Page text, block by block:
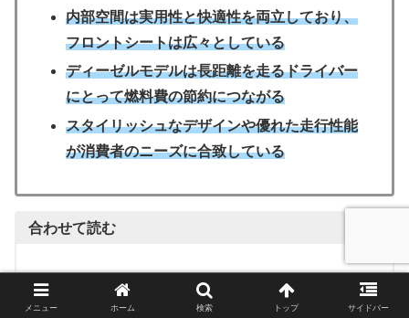
内部空間は実用性と快適性を両立しており、
フロントシートは広々としている
ディーゼルモデルは長距離を走るドライバー
にとって燃料費の節約につながる
スタイリッシュなデザインや優れた走行性能
が消費者のニーズに合致している
合わせて読む
BMW1シリーズの魅力を知れば「恥ずか
しい」は過去の言葉
メニュー ホーム 検索 トップ サイドバー